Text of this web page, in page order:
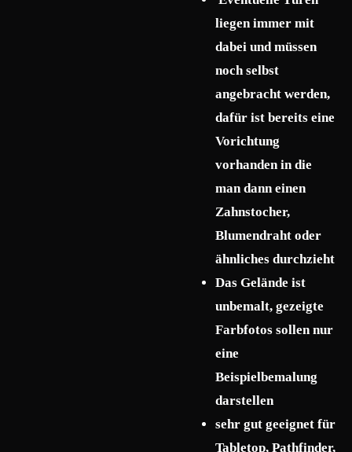
liegen immer mit
dabei und müssen
noch selbst
angebracht werden,
dafür ist bereits eine
Vorichtung
vorhanden in die
man dann einen
Zahnstocher,
Blumendraht oder
ähnliches durchzieht
Das Gelände ist
unbemalt, gezeigte
Farbfotos sollen nur
eine
Beispielbemalung
darstellen
sehr gut geeignet für
Tabletop, Pathfinder,